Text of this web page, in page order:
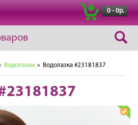
0 - 0р.
Водолазки » Водолазка #23181837